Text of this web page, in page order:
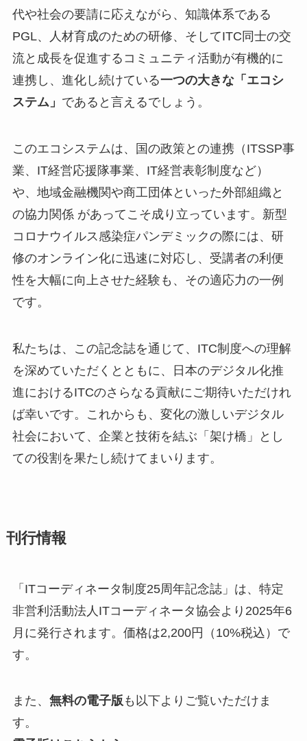
代や社会の要請に応えながら、知識体系である
PGL、人材育成のための研修、そしてITC同士の交
流と成長を促進するコミュニティ活動が有機的に
連携し、進化し続けている一つの大きな「エコシ
ステム」 であると言えるでしょう。
このエコシステムは、国の政策との連携（ITSSP事
業、IT経営応援隊事業、IT経営表彰制度など）
や、地域金融機関や商工団体といった外部組織と
の協力関係 があってこそ成り立っています。新型
コロナウイルス感染症パンデミックの際には、研
修のオンライン化に迅速に対応し、受講者の利便
性を大幅に向上させた経験も、その適応力の一例
です。
私たちは、この記念誌を通じて、ITC制度への理解
を深めていただくとともに、日本のデジタル化推
進におけるITCのさらなる貢献にご期待いただけれ
ば幸いです。これからも、変化の激しいデジタル
社会において、企業と技術を結ぶ「架け橋」とし
ての役割を果たし続けてまいります。
刊行情報
「ITコーディネータ制度25周年記念誌」は、特定
非営利活動法人ITコーディネータ協会より2025年6
月に発行されます。価格は2,200円（10%税込）で
す。
また、 無料の電子版 も以下よりご覧いただけま
す。